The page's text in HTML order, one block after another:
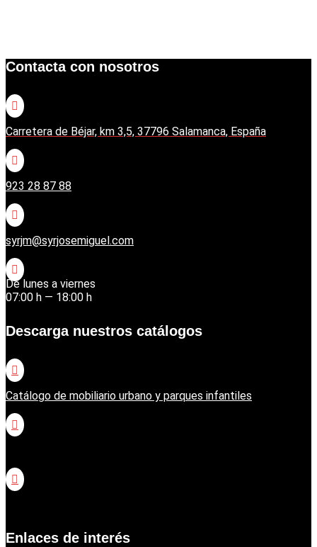
Contacta con nosotros

Carretera de Béjar, km 3,5, 37796 Salamanca, España

923 28 87 88

syrjm@syrjosemiguel.com

De lunes a viernes
07:00 h — 18:00 h
Descarga nuestros catálogos

Catálogo de mobiliario urbano y parques infantiles


Enlaces de interés